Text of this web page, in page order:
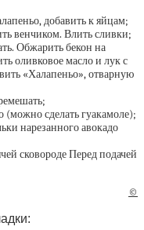
добавить к яйцам;
венчиком. Влить сливки;
Обжарить бекон на
оливковое масло и лук с
«Халапеньо», отварную
(можно сделать гуакамоле);
нарезанного авокадо
сковороде Перед подачей
©